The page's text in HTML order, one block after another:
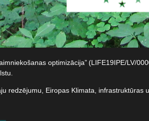
optimizācija” (LIFE19IPE/LV/
redzējumu, Eiropas Klimata,